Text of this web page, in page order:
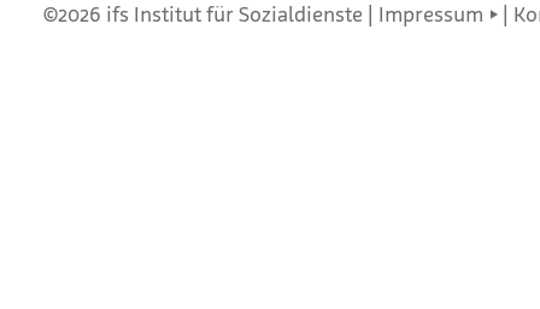
©2026 ifs Institut für Sozialdienste | Impressum